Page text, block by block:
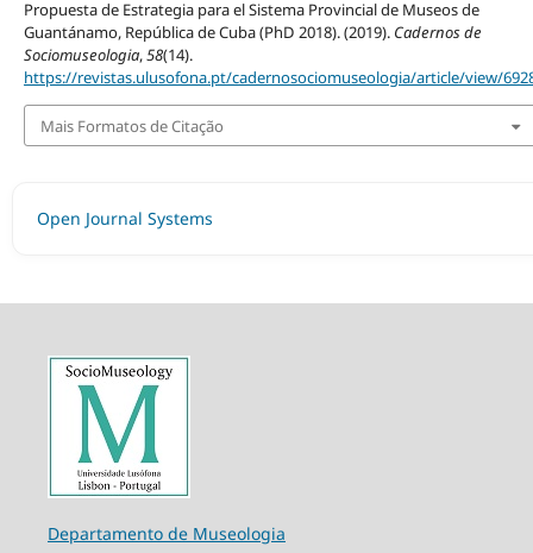
Propuesta de Estrategia para el Sistema Provincial de Museos de
Guantánamo, República de Cuba (PhD 2018). (2019). Cadernos de
Sociomuseologia,58(14).
https://revistas.ulusofona.pt/cadernosociomuseologia/article/view/
Mais Formatos de Citação
Open Journal Systems
Departamento de Museologia